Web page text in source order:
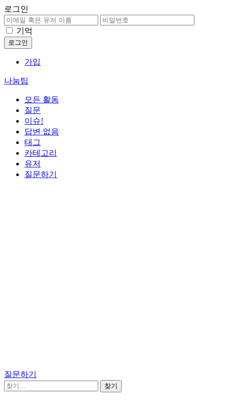
로그인
기억
가입
나눔팁
모든 활동
질문
이슈!
답변 없음
태그
카테고리
유저
질문하기
질문하기